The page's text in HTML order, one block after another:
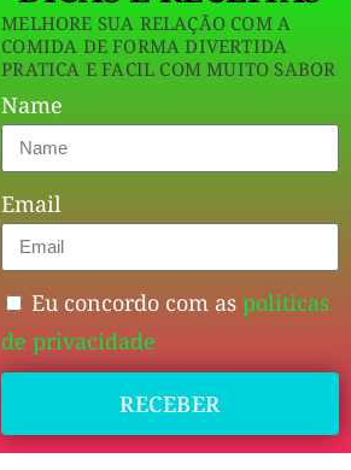
MELHORE SUA RELAÇÃO COM A
COMIDA DE FORMA DIVERTIDA
PRATICA E FACIL COM MUITO SABOR
Name
Email
Eu concordo com aspoliticas
de privacidade
RECEBER